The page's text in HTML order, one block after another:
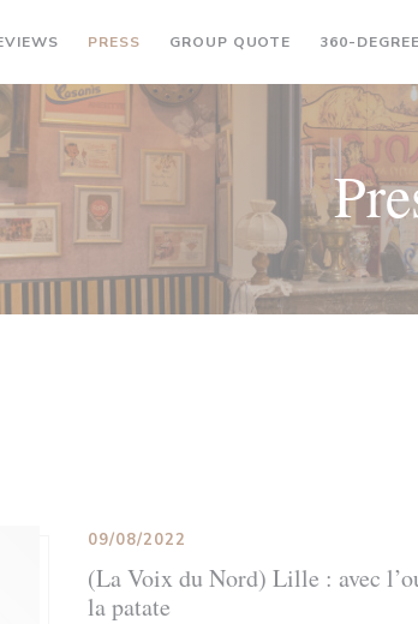
PRESS GROUP QUOTE ((OPENS IN A
360-
(La Voix du Nord) Lille : avec
la patate
09/08/2022